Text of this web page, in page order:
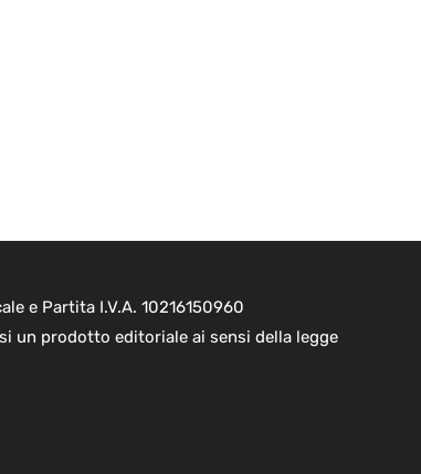
e Partita I.V.A. 10216150960
un prodotto editoriale ai sensi della legge